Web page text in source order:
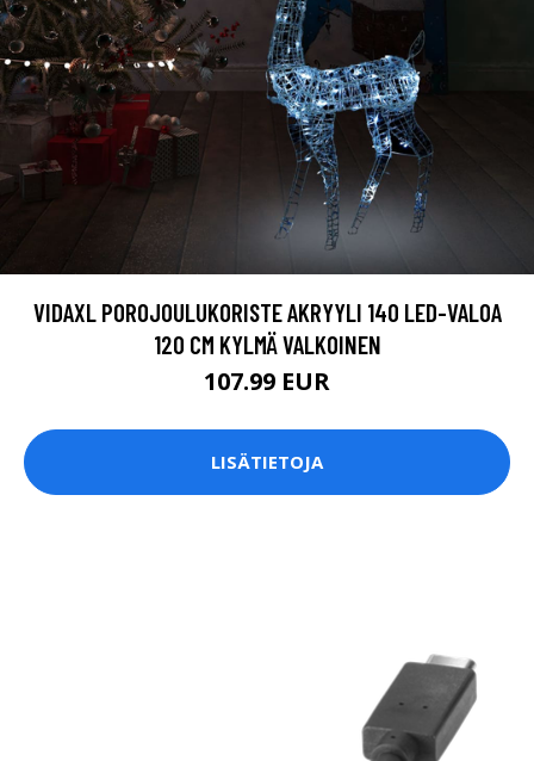
VIDAXL POROJOULUKORISTE AKRYYLI 140 LED-VALOA
120 CM KYLMÄ VALKOINEN
107.99 EUR
LISÄTIETOJA